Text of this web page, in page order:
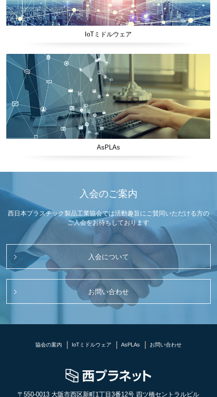
IoTミドルウェア
AsPLAs
入会のご案内
西日本プラスチック製品工業協会では活動趣旨にご賛同いただける方の
ご入会をお待ちしております
入会について
お問い合わせ
協会の案内 IoTミドルウェア AsPLAs お問い合わせ
〒550-0013 大阪市西区新町1丁目3番12号 四ツ橋セントラルビル